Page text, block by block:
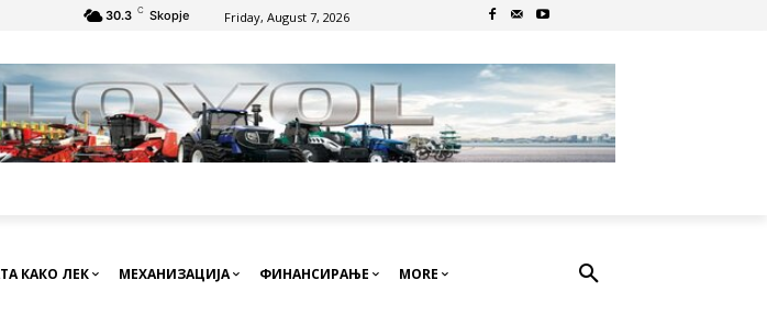
30.3 C Skopje Friday, August 7, 2026
КАКО ЛЕК МЕХАНИЗАЦИЈА ФИНАНСИРАЊЕ MORE